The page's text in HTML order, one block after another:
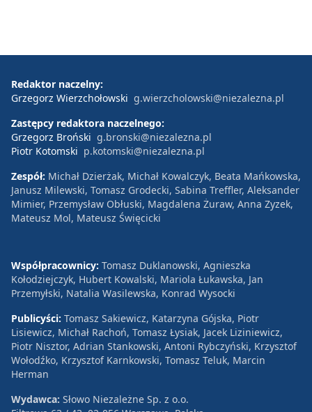
Redaktor naczelny:
Grzegorz Wierzchołowski g.wierzcholowski@niezalezna.pl
Zastępcy redaktora naczelnego:
Grzegorz Broński g.bronski@niezalezna.pl
Piotr Kotomski p.kotomski@niezalezna.pl
Zespół: Michał Dzierżak, Michał Kowalczyk, Beata Mańkowska,
Janusz Milewski, Tomasz Grodecki, Sabina Treffler, Aleksander
Mimier, Przemysław Obłuski, Magdalena Żuraw, Anna Zyzek,
Mateusz Mol, Mateusz Święcicki
Współpracownicy: Tomasz Duklanowski, Agnieszka
Kołodziejczyk, Hubert Kowalski, Mariola Łukawska, Jan
Przemyłski, Natalia Wasilewska, Konrad Wysocki
Publicyści: Tomasz Sakiewicz, Katarzyna Gójska, Piotr
Lisiewicz, Michał Rachoń, Tomasz Łysiak, Jacek Liziniewicz,
Piotr Nisztor, Adrian Stankowski, Antoni Rybczyński, Krzysztof
Wołodźko, Krzysztof Karnkowski, Tomasz Teluk, Marcin
Herman
Wydawca: Słowo Niezależne Sp. z o.o.